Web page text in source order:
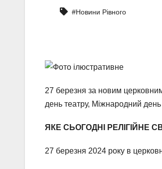
#Новини Рівного
27 березня за новим
день театру, Міжнародний день
ЯКЕ СЬОГОДНІ РЕЛІГІЙНЕ
27 березня 2024 року в